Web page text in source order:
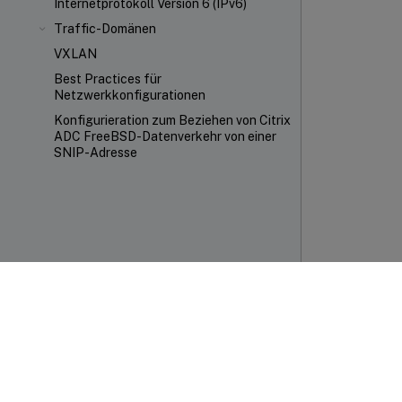
Internetprotokoll Version 6 (IPv6)
Traffic-Domänen
VXLAN
Best Practices für
Netzwerkkonfigurationen
Konfigurieration zum Beziehen von Citrix
ADC FreeBSD-Datenverkehr von einer
SNIP-Adresse